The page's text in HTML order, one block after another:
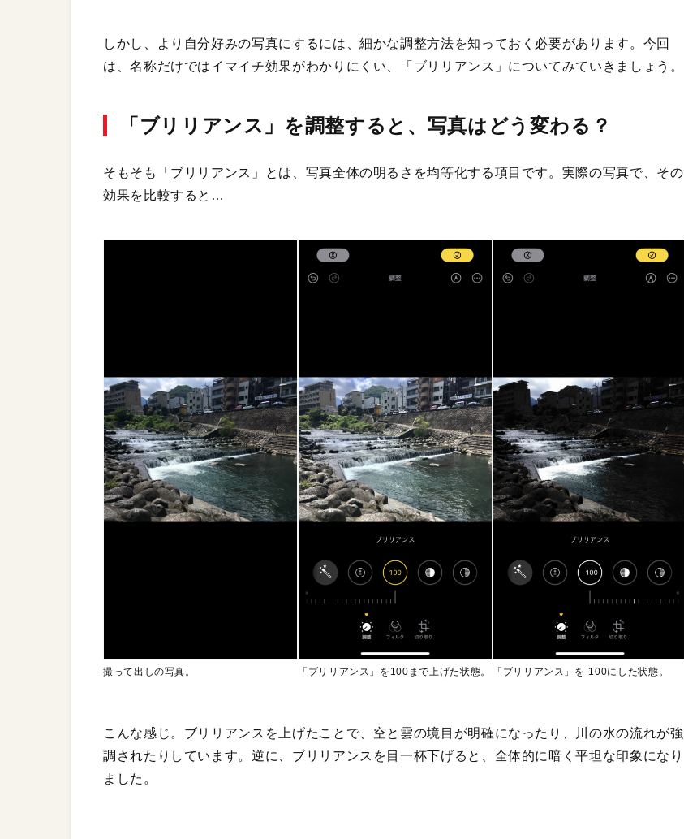
しかし、より自分好みの写真にするには、細かな調整方法を知っておく必要があります。今回
は、名称だけではイマイチ効果がわかりにくい、「ブリリアンス」についてみていきましょう。
「ブリリアンス」を調整すると、写真はどう変わる？
そもそも「ブリリアンス」とは、写真全体の明るさを均等化する項目です。実際の写真で、その
効果を比較すると…
撮って出しの写真。 「ブリリアンス」を100まで上げた状態。 「ブリリアンス」を-100にした状態。
こんな感じ。ブリリアンスを上げたことで、空と雲の境目が明確になったり、川の水の流れが強
調されたりしています。逆に、ブリリアンスを目一杯下げると、全体的に暗く平坦な印象になり
ました。